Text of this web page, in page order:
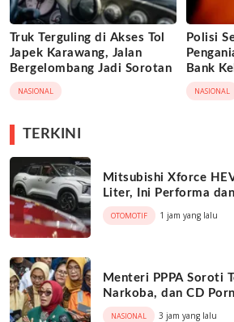
Truk Terguling di Akses Tol
Japek Karawang, Jalan
Bergelombang Jadi Sorotan
NASIONAL
Polisi
Bank
NASIONAL
TERKINI
Mitsubishi Xforce
Liter, Ini Performa
OTOMOTIF 1 jam yang lalu
Menteri PPPA Soroti
Narkoba, dan CD
NASIONAL 3 jam yang lalu